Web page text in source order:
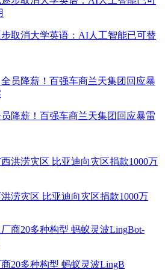
取消大学英语：AI人工智能已可替
降薪！百强车商兰天集团回应暴雷
涝灾区 比亚迪向灾区捐款1000万
20多种构型 蚂蚁灵波LingB